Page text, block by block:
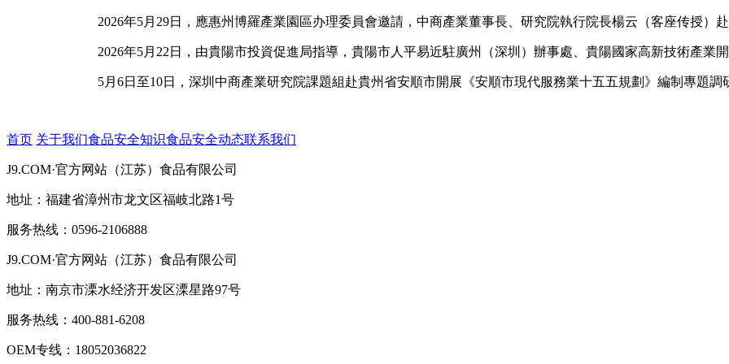
2026年5月29日，應惠州博羅產業園區办理委員會邀請，中商產業董事長、研究院執行院長楊云（客座传授）赴
2026年5月22日，由貴陽市投資促進局指導，貴陽市人平易近駐廣州（深圳）辦事處、貴陽國家高新技術產業開
5月6日至10日，深圳中商產業研究院課題組赴貴州省安順市開展《安順市現代服務業十五五規劃》編制專題調
首页 关于我们食品安全知识食品安全动态联系我们
J9.COM·官方网站（江苏）食品有限公司
地址：福建省漳州市龙文区福岐北路1号
服务热线：0596-2106888
J9.COM·官方网站（江苏）食品有限公司
地址：南京市溧水经济开发区溧星路97号
服务热线：400-881-6208
OEM专线：18052036822